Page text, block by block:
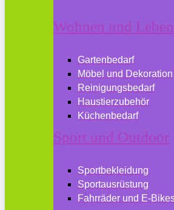
Wohnen und Leben
Gartenbedarf
Möbel und Dekoration
Reinigungsbedarf
Haustierzubehör
Küchenbedarf
Sport und Outdoor
Sportbekleidung
Sportausrüstung
Fahrräder und E-